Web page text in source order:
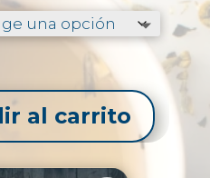
$137.99
hasta
$719.99
al carrito